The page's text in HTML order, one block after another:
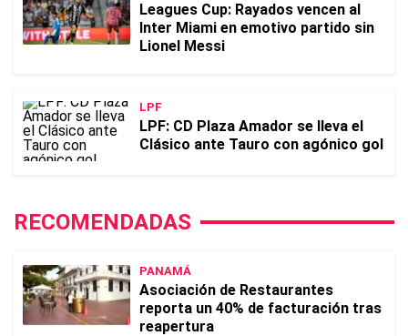
Leagues Cup: Rayados vencen al
Inter Miami en emotivo partido sin
Lionel Messi
LPF
LPF: CD Plaza Amador se lleva el
Clásico ante Tauro con agónico gol
RECOMENDADAS
PANAMÁ
Asociación de Restaurantes
reporta un 40% de facturación tras
reapertura